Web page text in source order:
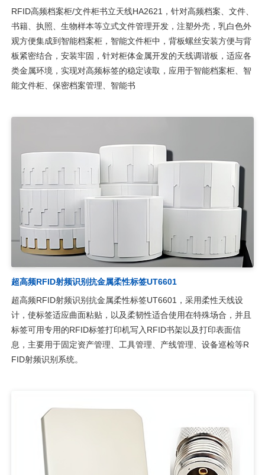
RFID高频档案柜/文件柜书立天线HA2621，针对高频档案、文件、
书籍、执照、生物样本等立式文件管理开发，注塑外壳，乳白色外
观方便集成到智能档案柜，智能文件柜中，背板螺丝安装方便与背
板紧密结合，安装牢固，针对柜体金属开发的天线调谐板，适应各
类金属环境，实现对高频标签的稳定读取，应用于智能档案柜、智
能文件柜、保密档案管理、智能书
超高频RFID射频识别抗金属柔性标签UT6601
超高频RFID射频识别抗金属柔性标签UT6601，采用柔性天线设
计，使标签适应曲面粘贴，以及柔韧性适合使用在特殊场合，并且
标签可用专用的RFID标签打印机写入RFID书架以及打印表面信
息，主要用于固定资产管理、工具管理、产线管理、设备巡检等R
FID射频识别系统。